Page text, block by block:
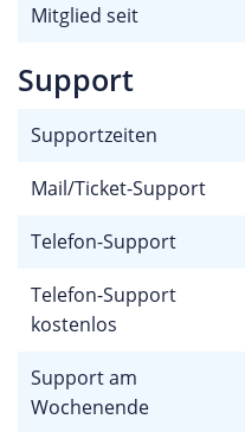
Mitglied seit
Support
Supportzeiten
Mail/Ticket-Support
Telefon-Support
Telefon-Support
kostenlos
Support am
Wochenende